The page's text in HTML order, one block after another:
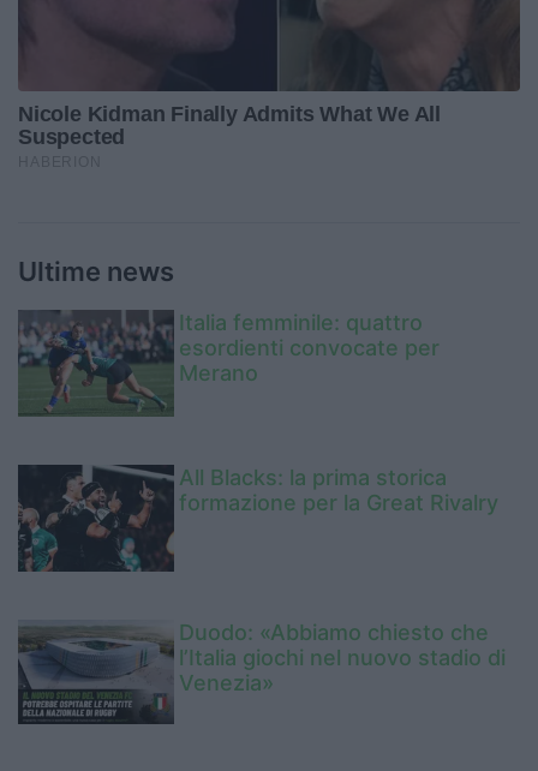
Ultime news
Italia femminile: quattro
esordienti convocate per
Merano
All Blacks: la prima storica
formazione per la Great Rivalry
Duodo: «Abbiamo chiesto che
l’Italia giochi nel nuovo stadio di
Venezia»